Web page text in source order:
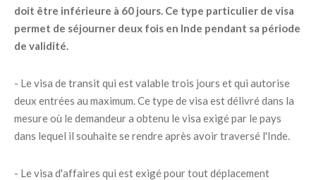
doit être inférieure à 60 jours. Ce type particulier de visa
permet de séjourner deux fois en Inde pendant sa période
de validité.
- Le visa de transit qui est valable trois jours et qui autorise
deux entrées au maximum. Ce type de visa est délivré dans la
mesure où le demandeur a obtenu le visa exigé par le pays
dans lequel il souhaite se rendre après avoir traversé l'Inde.
- Le visa d'affaires qui est exigé pour tout déplacement